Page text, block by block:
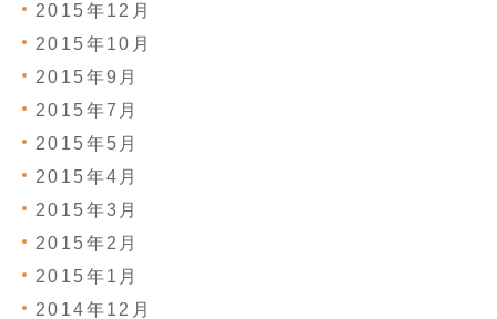
2015年12月
2015年10月
2015年9月
2015年7月
2015年5月
2015年4月
2015年3月
2015年2月
2015年1月
2014年12月